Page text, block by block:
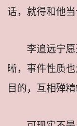
话，就得和他当
李追远宁
晰，事件性质
目的，互相殚